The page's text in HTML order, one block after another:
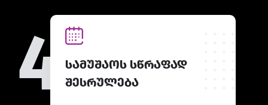
4
სამუშაოს სწრაფად
შესრულება